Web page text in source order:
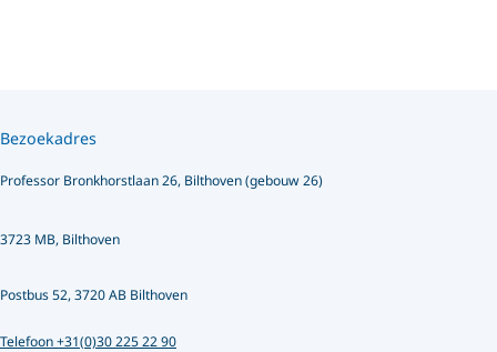
Bezoekadres
Professor Bronkhorstlaan 26, Bilthoven (gebouw 26)
3723 MB, Bilthoven
Postbus 52, 3720 AB Bilthoven
Telefoon +31(0)30 225 22 90